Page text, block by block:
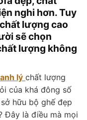
nghi hơn. Tuy
lượng cao
sẽ chọn
lượng không
lý chất lượng
của khá đông số
hữu bộ ghế đẹp
Đây là điều mà mọi